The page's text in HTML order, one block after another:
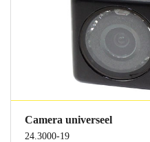
Camera universeel
24.3000-19